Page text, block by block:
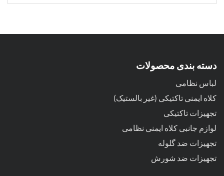
دسته بندی محصولات
لباس نظامی
کلاه ایمنی تاکتیکی (غیر بالستیک)
تجهیزات تاکتیکی
لوازم جانبی کلاه ایمنی نظامی
تجهیزات ضد گلوله
تجهیزات ضد شورش